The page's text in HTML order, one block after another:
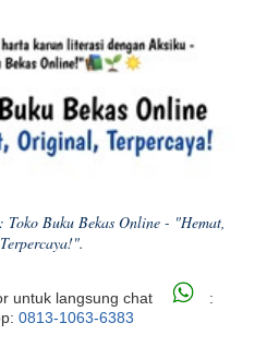
Buku Bekas Online - "Hemat,
untuk langsung chat
:
0813-1063-6383